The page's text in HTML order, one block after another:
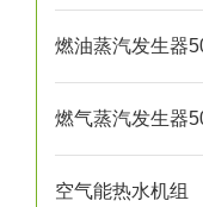
燃油蒸汽发生器
燃气蒸汽发生器
空气能热水机组